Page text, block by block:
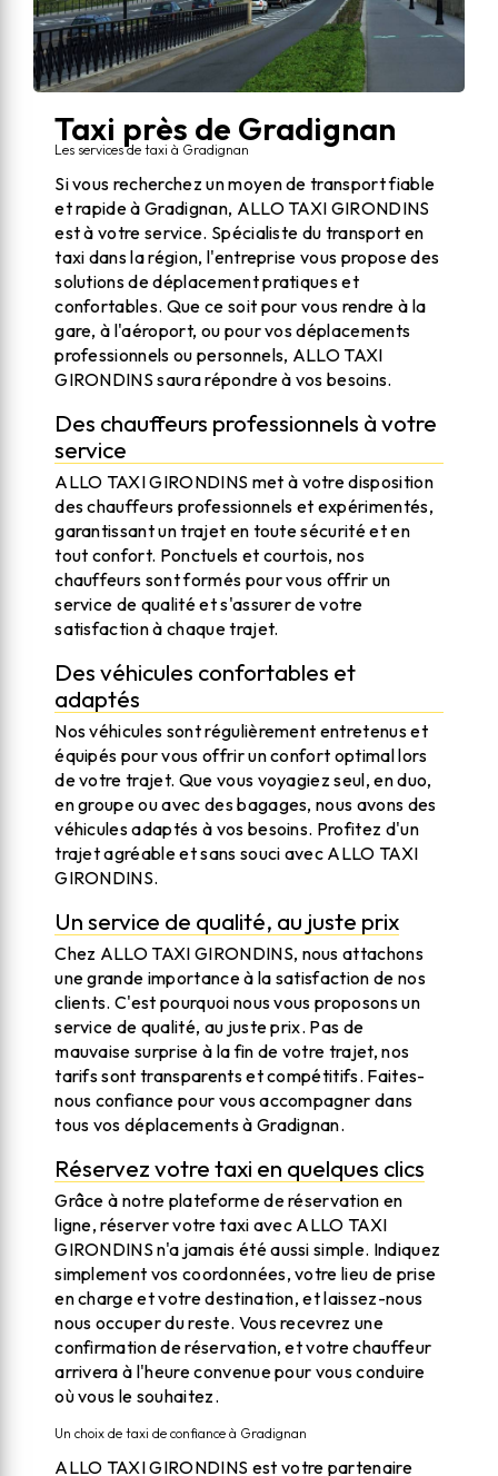
Taxi près de Gradignan
Les services de taxi à Gradignan
Si vous recherchez un moyen de transport fiable
et rapide à Gradignan, ALLO TAXI GIRONDINS
est à votre service. Spécialiste du transport en
taxi dans la région, l'entreprise vous propose des
solutions de déplacement pratiques et
confortables. Que ce soit pour vous rendre à la
gare, à l'aéroport, ou pour vos déplacements
professionnels ou personnels, ALLO TAXI
GIRONDINS saura répondre à vos besoins.
Des chauffeurs professionnels à votre
service
ALLO TAXI GIRONDINS met à votre disposition
des chauffeurs professionnels et expérimentés,
garantissant un trajet en toute sécurité et en
tout confort. Ponctuels et courtois, nos
chauffeurs sont formés pour vous offrir un
service de qualité et s'assurer de votre
satisfaction à chaque trajet.
Des véhicules confortables et
adaptés
Nos véhicules sont régulièrement entretenus et
équipés pour vous offrir un confort optimal lors
de votre trajet. Que vous voyagiez seul, en duo,
en groupe ou avec des bagages, nous avons des
véhicules adaptés à vos besoins. Profitez d'un
trajet agréable et sans souci avec ALLO TAXI
GIRONDINS.
Un service de qualité, au juste prix
Chez ALLO TAXI GIRONDINS, nous attachons
une grande importance à la satisfaction de nos
clients. C'est pourquoi nous vous proposons un
service de qualité, au juste prix. Pas de
mauvaise surprise à la fin de votre trajet, nos
tarifs sont transparents et compétitifs. Faites-
nous confiance pour vous accompagner dans
tous vos déplacements à Gradignan.
Réservez votre taxi en quelques clics
Grâce à notre plateforme de réservation en
ligne, réserver votre taxi avec ALLO TAXI
GIRONDINS n'a jamais été aussi simple. Indiquez
simplement vos coordonnées, votre lieu de prise
en charge et votre destination, et laissez-nous
nous occuper du reste. Vous recevrez une
confirmation de réservation, et votre chauffeur
arrivera à l'heure convenue pour vous conduire
où vous le souhaitez.
Un choix de taxi de confiance à Gradignan
ALLO TAXI GIRONDINS est votre partenaire